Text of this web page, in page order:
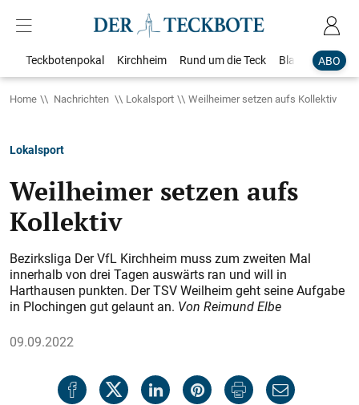
ABO
Teckbotenpokal Kirchheim Rund um die Teck Blaulicht
Home Nachrichten Lokalsport Weilheimer setzen aufs Kollektiv
Lokalsport
Weilheimer setzen aufs
Kollektiv
Bezirksliga Der VfL Kirchheim muss zum zweiten Mal
innerhalb von drei Tagen auswärts ran und will in
Harthausen punkten. Der TSV Weilheim geht seine Aufgabe
in Plochingen gut gelaunt an. Von Reimund Elbe
09.09.2022